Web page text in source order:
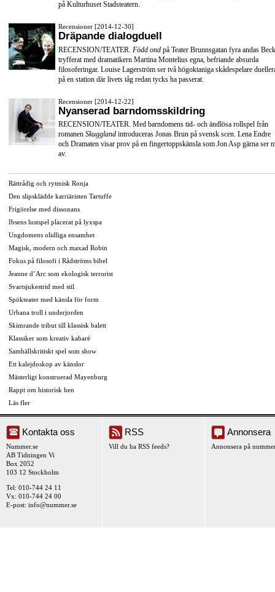
på Kulturhuset Stadsteatern.
Recensioner [2014-12-30]
Dräpande dialogduell
RECENSION/TEATER. Född ond på Teater Brunnsgatan fyra andas
tryfferat med dramatikern Martina Montelius egna, befriande absurda
filosoferingar. Louise Lagerström ser två högoktaniga skådespelare
på en station där livets tåg redan tycks ha passerat.
Recensioner [2014-12-22]
Nyanserad barndomsskildring
RECENSION/TEATER. Med barndomens tid- och ändlösa rollspel från
romanen Skuggland introduceras Jonas Brun på svensk scen. Lena Endre
och Dramaten visar prov på en fingertoppskänsla som Jon Asp gärna ser
av.
Rättrådig och rytmisk Ronja
Den slipsklädde karriäristen Tartuffe
Frigörelse med dissonans
Ibsens lustspel placerat på lyxspa
Ungdomens olidliga ensamhet
Magisk, modern och maxad Robin
Fokus på filosofi i Rådströms bibel
Jeanne d’Arc som ekologisk terrorist
Svartsjukestrid med stil
Spökteater med känsla för form
Urbana troll i underjorden
Skimrande tribut till klassisk balett
Klassiker som kreativ kabaré
Samhällskritiskt spel som show
Ett kalejdoskop av känslor
Mästerligt konstruerad Mayenburg
Rappt om historisk hen
Läs fler
Kontakta oss
Nummer.se
AB Tidningen Vi
Box 2052
103 12 Stockholm
Tel: 010-744 24 11
Vx: 010-744 24 00
E-post: info@nummer.se
RSS
Vill du ha RSS feeds?
Annonsera
Annonsera på